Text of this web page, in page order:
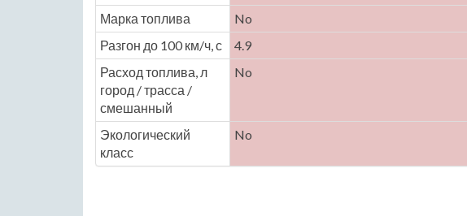
Марка топлива No
Разгон до 100 км/ч, с
4.9
Расход топлива, л
город / трасса /
смешанный
No
Экологический
класс
No